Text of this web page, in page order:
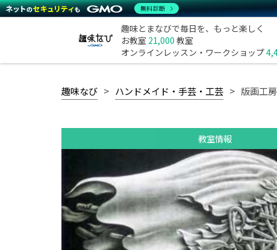
趣味とまなびで毎日を、もっと楽しく
お教室 21,000 教室
オンラインレッスン・ワークショップ
趣味なび ハンドメイド・手芸・工芸 版画工
教室情報
無料診断